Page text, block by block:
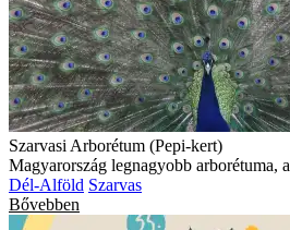
Szarvasi Arborétum (Pepi-kert)
Magyarország legnagyobb arborétuma,
Dél-Alföld Szarvas
Bővebben